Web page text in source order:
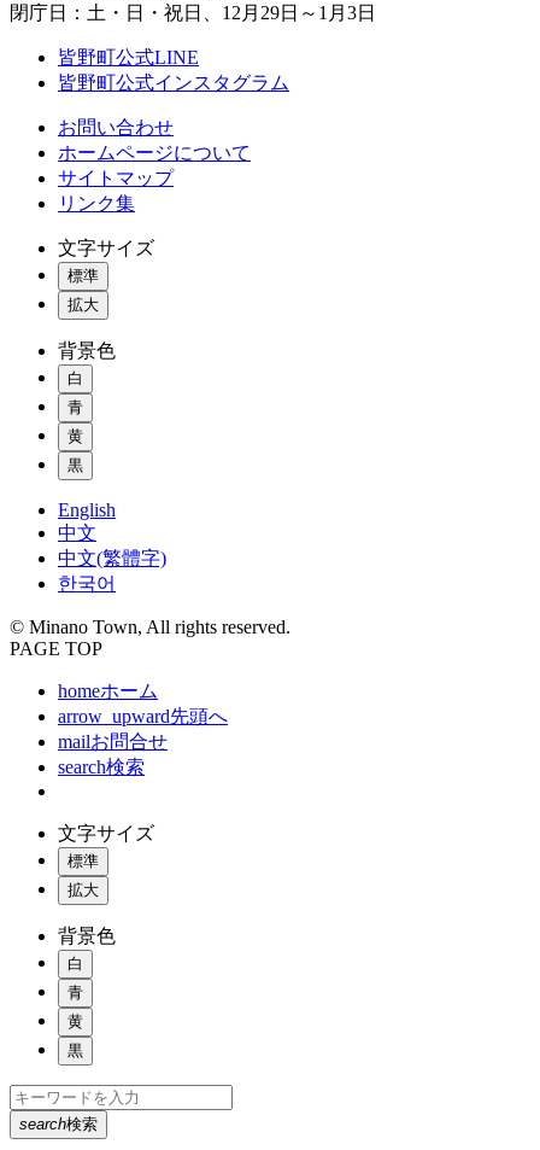
閉庁日：土・日・祝日、12月29日～1月3日
皆野町公式LINE
皆野町公式インスタグラム
お問い合わせ
ホームページについて
サイトマップ
リンク集
文字サイズ
標準
拡大
背景色
白
青
黄
黒
English
中文
中文(繁體字)
한국어
© Minano Town, All rights reserved.
PAGE TOP
homeホーム
arrow_upward先頭へ
mailお問合せ
search検索
文字サイズ
標準
拡大
背景色
白
青
黄
黒
search検索